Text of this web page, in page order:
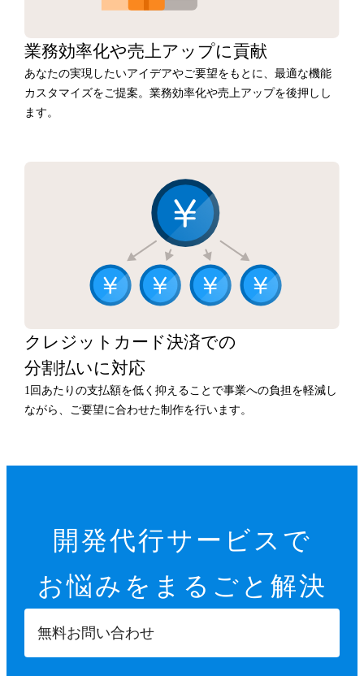
業務効率化や売上アップに貢献
あなたの実現したいアイデアやご要望をもとに、最適な機能
カスタマイズをご提案。業務効率化や売上アップを後押しし
ます。
クレジットカード決済での
分割払いに対応
1回あたりの支払額を低く抑えることで事業への負担を軽減し
ながら、ご要望に合わせた制作を行います。
開発代行サービスで
お悩みをまるごと解決
無料お問い合わせ